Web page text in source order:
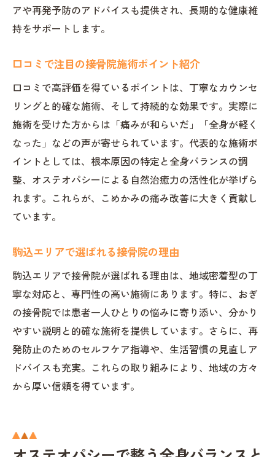
全身調整がもたらす日常生活の変化
接骨院施術で実感できる毎日の変化
こめかみの痛み改善と生活習慣の工夫
ホットペッパーで評価される施術実例
全身調整と心身のバランス維持について
接骨院利用者のリアルな体験談を紹介
快適な毎日を目指す接骨院選びのヒント
接骨院選びで重視したいポイントまとめ
オステオパシー対応院の選択基準を解説
予約やアクセス面も考慮した院選び
信頼できる接骨院探しの実践アドバイス
アや再発予防のアドバイスも提供され、長期的な健康維
持をサポートします。
口コミで注目の接骨院施術ポイント紹介
口コミで高評価を得ているポイントは、丁寧なカウンセ
リングと的確な施術、そして持続的な効果です。実際に
施術を受けた方からは「痛みが和らいだ」「全身が軽く
なった」などの声が寄せられています。代表的な施術ポ
イントとしては、根本原因の特定と全身バランスの調
整、オステオパシーによる自然治癒力の活性化が挙げら
れます。これらが、こめかみの痛み改善に大きく貢献し
ています。
駒込エリアで選ばれる接骨院の理由
駒込エリアで接骨院が選ばれる理由は、地域密着型の丁
寧な対応と、専門性の高い施術にあります。特に、おぎ
の接骨院では患者一人ひとりの悩みに寄り添い、分かり
やすい説明と的確な施術を提供しています。さらに、再
発防止のためのセルフケア指導や、生活習慣の見直しア
ドバイスも充実。これらの取り組みにより、地域の方々
から厚い信頼を得ています。